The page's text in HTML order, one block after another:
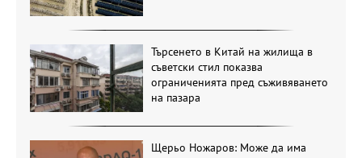
Търсенето в Китай на жилища в
съветски стил показва
ограниченията пред съживяването
на пазара
Щерьо Ножаров: Може да има